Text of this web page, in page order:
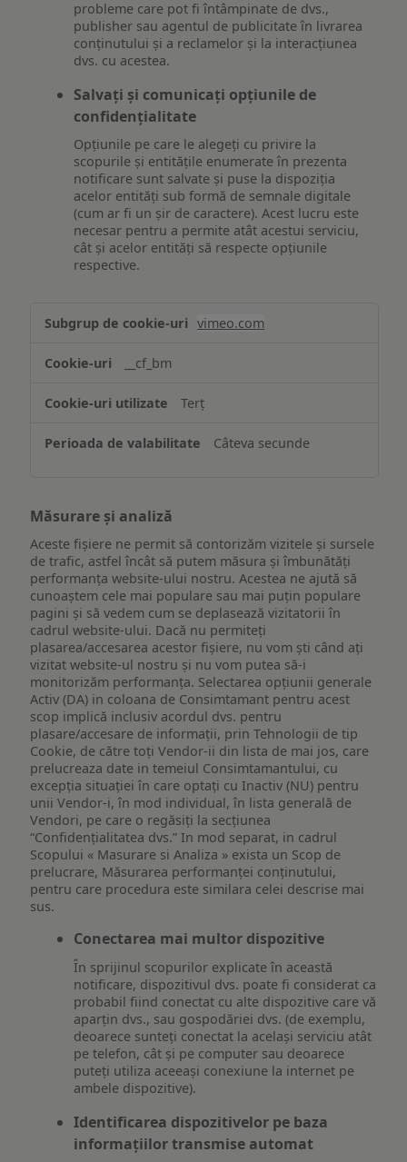
probleme care pot fi întâmpinate de dvs.,
publisher sau agentul de publicitate în livrarea
conținutului și a reclamelor și la interacțiunea
dvs. cu acestea.
Salvați și comunicați opțiunile de
confidențialitate
Opțiunile pe care le alegeți cu privire la
scopurile și entitățile enumerate în prezenta
notificare sunt salvate și puse la dispoziția
acelor entități sub formă de semnale digitale
(cum ar fi un șir de caractere). Acest lucru este
necesar pentru a permite atât acestui serviciu,
cât și acelor entități să respecte opțiunile
respective.
Asigurarea
funcționalităților
website-
ului
vimeo.com
__cf_bm
Terț
Câteva secunde
Măsurare și analiză
Aceste fișiere ne permit să contorizăm vizitele și sursele
de trafic, astfel încât să putem măsura și îmbunătăți
performanța website-ului nostru. Acestea ne ajută să
cunoaștem cele mai populare sau mai puțin populare
pagini și să vedem cum se deplasează vizitatorii în
cadrul website-ului. Dacă nu permiteți
plasarea/accesarea acestor fișiere, nu vom ști când ați
vizitat website-ul nostru și nu vom putea să-i
monitorizăm performanța. Selectarea opțiunii generale
Activ (DA) in coloana de Consimtamant pentru acest
scop implică inclusiv acordul dvs. pentru
plasare/accesare de informații, prin Tehnologii de tip
Cookie, de către toți Vendor-ii din lista de mai jos, care
prelucreaza date in temeiul Consimtamantului, cu
excepția situației în care optați cu Inactiv (NU) pentru
unii Vendor-i, în mod individual, în lista generală de
Vendori, pe care o regăsiți la secțiunea
“Confidențialitatea dvs.” In mod separat, in cadrul
Scopului « Masurare si Analiza » exista un Scop de
prelucrare, Măsurarea performanței conținutului,
pentru care procedura este similara celei descrise mai
sus.
Conectarea mai multor dispozitive
În sprijinul scopurilor explicate în această
notificare, dispozitivul dvs. poate fi considerat ca
probabil fiind conectat cu alte dispozitive care vă
aparțin dvs., sau gospodăriei dvs. (de exemplu,
deoarece sunteți conectat la același serviciu atât
pe telefon, cât și pe computer sau deoarece
puteți utiliza aceeași conexiune la internet pe
ambele dispozitive).
Identificarea dispozitivelor pe baza
informațiilor transmise automat